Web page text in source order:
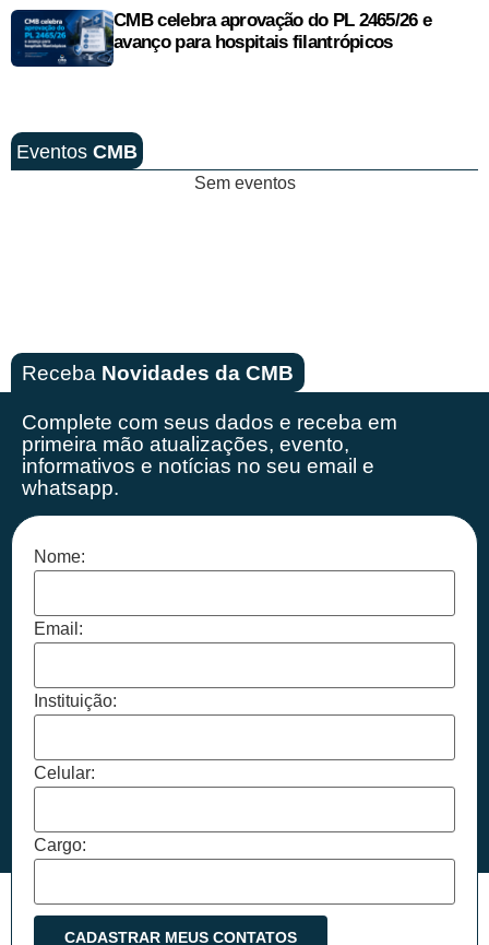
CMB celebra aprovação do PL 2465/26 e
avanço para hospitais filantrópicos
Eventos CMB
Sem eventos
Receba Novidades da CMB
Complete com seus dados e receba em
primeira mão atualizações, evento,
informativos e notícias no seu email e
whatsapp.
Nome:
Email:
Instituição:
Celular:
Cargo: